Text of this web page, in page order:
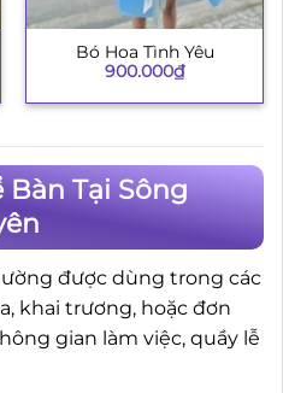
Bó Hoa Tình Yêu
900.000₫
Bàn Tại Sông
được dùng trong các
khai trương, hoặc đơn
gian làm việc, quầy lễ